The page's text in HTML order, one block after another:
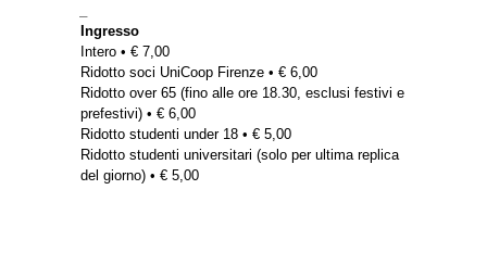
Ingresso
Intero • € 7,00
Ridotto soci UniCoop Firenze • € 6,00
Ridotto over 65 (fino alle ore 18.30, esclusi festivi e
prefestivi) • € 6,00
Ridotto studenti under 18 • € 5,00
Ridotto studenti universitari (solo per ultima replica
del giorno) • € 5,00